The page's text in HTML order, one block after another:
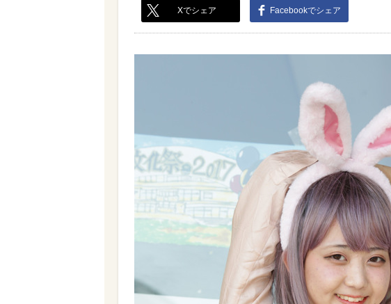
Xでシェア Facebookでシェア